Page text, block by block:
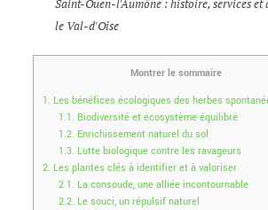
Saint-Ouen-l'Aumône : histoire, services et
le Val-d'Oise
Montrer le sommaire
1. Les bénéfices écologiques des herbes
1.1. Biodiversité et écosystème équilibré
1.2. Enrichissement naturel du sol
1.3. Lutte biologique contre les ravageurs
2. Les plantes clés à identifier et à valoriser
2.1. La consoude, une alliée incontournable
2.2. Le souci, un répulsif naturel